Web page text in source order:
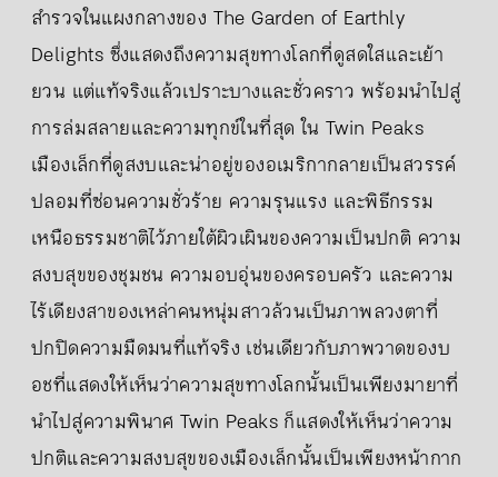
สำรวจในแผงกลางของ The Garden of Earthly
Delights ซึ่งแสดงถึงความสุขทางโลกที่ดูสดใสและเย้า
ยวน แต่แท้จริงแล้วเปราะบางและชั่วคราว พร้อมนำไปสู่
การล่มสลายและความทุกข์ในที่สุด ใน Twin Peaks
เมืองเล็กที่ดูสงบและน่าอยู่ของอเมริกากลายเป็นสวรรค์
ปลอมที่ซ่อนความชั่วร้าย ความรุนแรง และพิธีกรรม
เหนือธรรมชาติไว้ภายใต้ผิวเผินของความเป็นปกติ ความ
สงบสุขของชุมชน ความอบอุ่นของครอบครัว และความ
ไร้เดียงสาของเหล่าคนหนุ่มสาวล้วนเป็นภาพลวงตาที่
ปกปิดความมืดมนที่แท้จริง เช่นเดียวกับภาพวาดของบ
อชที่แสดงให้เห็นว่าความสุขทางโลกนั้นเป็นเพียงมายาที่
นำไปสู่ความพินาศ Twin Peaks ก็แสดงให้เห็นว่าความ
ปกติและความสงบสุขของเมืองเล็กนั้นเป็นเพียงหน้ากาก